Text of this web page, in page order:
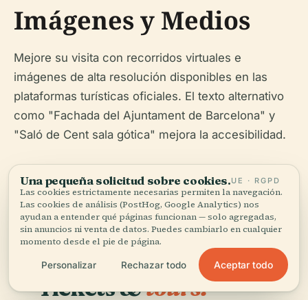
Imágenes y Medios
Mejore su visita con recorridos virtuales e
imágenes de alta resolución disponibles en las
plataformas turísticas oficiales. El texto alternativo
como "Fachada del Ajuntament de Barcelona" y
"Saló de Cent sala gótica" mejora la accesibilidad.
Tickets &tours.
Una pequeña solicitud sobre cookies.UE · RGPD
Las cookies estrictamente necesarias permiten la navegación.
Las cookies de análisis (PostHog, Google Analytics) nos
ayudan a entender qué páginas funcionan — solo agregadas,
sin anuncios ni venta de datos. Puedes cambiarlo en cualquier
momento desde el pie de página.
Personalizar Rechazar todo Aceptar todo